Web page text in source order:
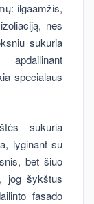
ilgaamžis,
nes
sukuria
specialaus
sukuria
lyginant su
bet šiuo
jog šykštus
fasado